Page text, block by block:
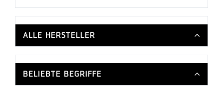
ALLE HERSTELLER
BELIEBTE BEGRIFFE